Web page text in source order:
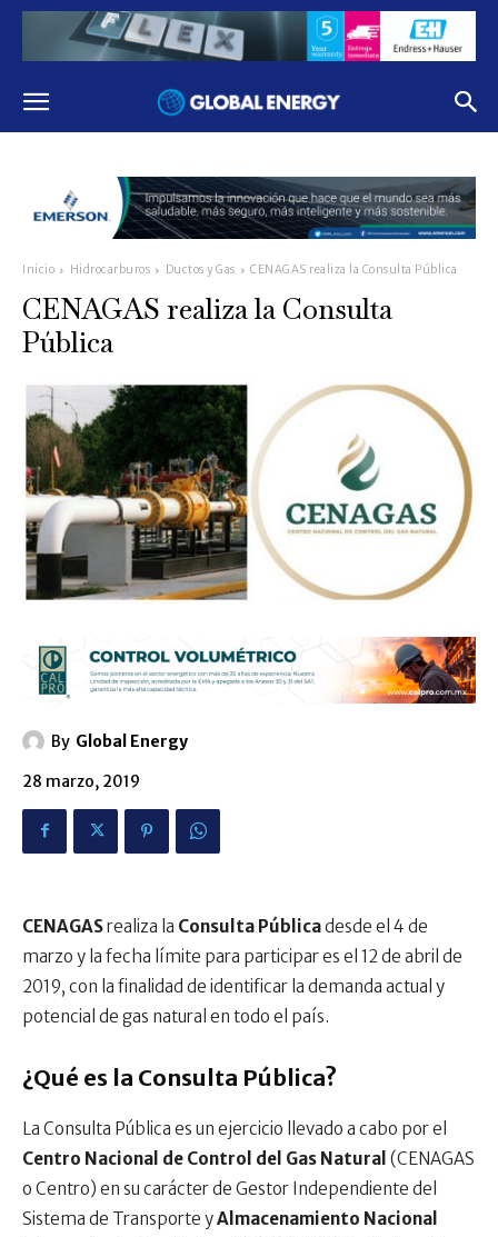
Inicio Hidrocarburos Ductos y Gas CENAGAS realiza la Consulta Pública
CENAGAS realiza la Consulta
Pública
By Global Energy
28 marzo, 2019
CENAGASrealiza la Consulta Públicadesde el 4 de
marzo y la fecha límite para participar es el 12 de abril de
2019, con la finalidad de identificar la demanda actual y
potencial de gas natural en todo el país.
¿Qué es la Consulta Pública?
La Consulta Pública es un ejercicio llevado a cabo por el
Centro Nacional de Control del Gas Natural (CENAGAS
o Centro) en su carácter de Gestor Independiente del
Sistema de Transporte yAlmacenamiento Nacional